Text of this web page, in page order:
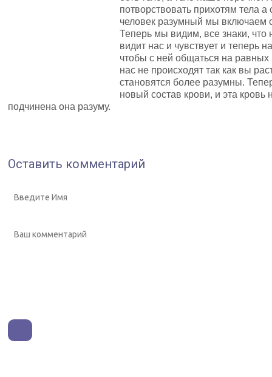
потворствовать прихотям тела
человек разумный мы включаем
Теперь мы видим, все знаки,
видит нас и чувствует и теперь
чтобы с ней общаться на
нас не происходят так как вы
становятся более разумны.
новый состав крови, и эта
подчинена она разуму.
Оставить комментарий